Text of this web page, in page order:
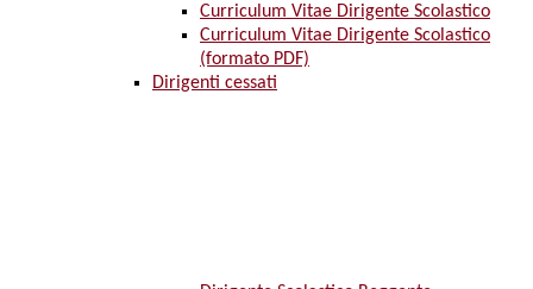
Curriculum Vitae Dirigente Scolastico
Curriculum Vitae Dirigente Scolastico
(formato PDF)
Dirigenti cessati